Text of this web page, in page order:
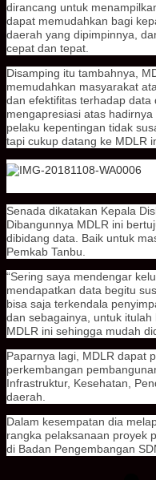
dirancang untuk
dapat memudahkan bagi
daerah yang dipimpinnya,
cepat dan tepat.
Disamping itu tambahnya,
memudahkan masyarakat
dan efektifitas terhadap
mengapresiasi atas
pelaku kepentingan tidak
tapi cukup datang ke MDLR
Senada dikatakan Kepala
Dibangunnya MDLR ini
dibidang data. Baik untuk
Pemkab Tanbu.
“Sering saya mendengar
mendapatkan data begitu
bisa saja terkendala
dan sebagainya, untuk
MDLR ini sehingga mudah
Paparnya lagi, MDLR dapat
perkembangan
Infrastruktur, Kesehatan,
daerah.
Dalam kesempatan dia
rangka pelaksanaan proyek
di Badan Pengembangan